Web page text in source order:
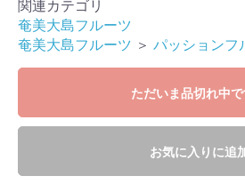
関連カテゴリ
奄美大島フルーツ
奄美大島フルーツ ＞ パッションフ
ただいま品切れ中で
お気に入りに追